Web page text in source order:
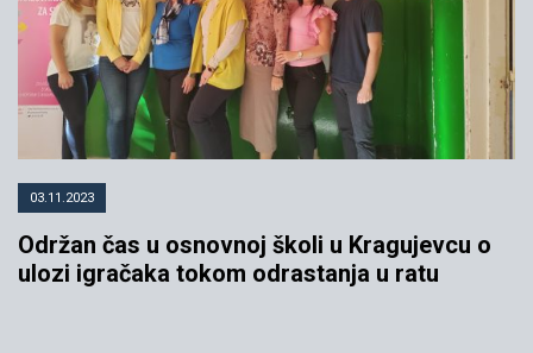
03.11.2023
Održan čas u osnovnoj školi u Kragujevcu o
ulozi igračaka tokom odrastanja u ratu